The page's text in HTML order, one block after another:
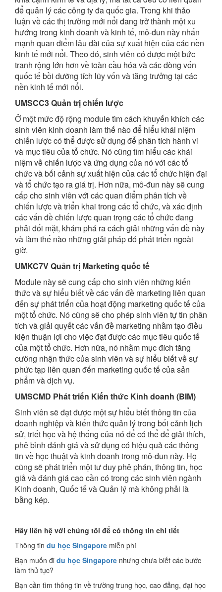
để quản lý các công ty đa quốc gia. Trong khi thảo
luận về các thị trường mới nổi đang trở thành một xu
hướng trong kinh doanh và kinh tế, mô-đun này nhấn
mạnh quan điểm lâu dài của sự xuất hiện của các nền
kinh tế mới nổi. Theo đó, sinh viên có được một bức
tranh rộng lớn hơn về toàn cầu hóa và các dòng vốn
quốc tế bồi dưỡng tích lũy vốn và tăng trưởng tại các
nền kinh tế mới nổi.
UMSCC3 Quản trị chiến lược
Ở một mức độ rộng module tìm cách khuyến khích các
sinh viên kinh doanh làm thế nào để hiểu khái niệm
chiến lược có thể được sử dụng để phân tích hành vi
và mục tiêu của tổ chức. Nó cũng tìm hiểu các khái
niệm về chiến lược và ứng dụng của nó với các tổ
chức và bối cảnh sự xuất hiện của các tổ chức hiện đại
và tổ chức tạo ra giá trị. Hơn nữa, mô-đun này sẽ cung
cấp cho sinh viên với các quan điểm phân tích về
chiến lược và triển khai trong các tổ chức, và xác định
các vấn đề chiến lược quan trọng các tổ chức đang
phải đối mặt, khám phá ra cách giải những vấn đề này
và làm thế nào những giải pháp đó phát triển ngoài
giờ.
UMKC7V Quản trị Marketing quốc tế
Module này sẽ cung cấp cho sinh viên những kiến ​​
thức và sự hiểu biết về các vấn đề marketing liên quan
đến sự phát triển của hoạt động marketing quốc tế của
một tổ chức. Nó cũng sẽ cho phép sinh viên tự tin phân
tích và giải quyết các vấn đề marketing nhằm tạo điều
kiện thuận lợi cho việc đạt được các mục tiêu quốc tế
của một tổ chức. Hơn nữa, nó nhằm mục đích tăng
cường nhận thức của sinh viên và sự hiểu biết về sự
phức tạp liên quan đến marketing quốc tế của sản
phẩm và dịch vụ.
UMSCMD Phát triển Kiến thức Kinh doanh (BIM)
Sinh viên sẽ đạt được một sự hiểu biết thông tin của
doanh nghiệp và kiến ​​thức quản lý trong bối cảnh lịch
sử, triết học và hệ thống của nó để có thể để giải thích,
phê bình đánh giá và sử dụng có hiệu quả các thông
tin về học thuật và kinh doanh trong mô-đun này. Họ
cũng sẽ phát triển một tư duy phê phán, thông tin, học
giả và đánh giá cao cần có trong các sinh viên ngành
Kinh doanh, Quốc tế và Quản lý mà không phải là
bằng kép.
Hãy liên hệ với chúng tôi để có thông tin chi tiết
Thông tin du học Singapore miễn phí
Bạn muốn đi du học Singapore nhưng chưa biết các bước
làm thủ tục?
Bạn cần tìm thông tin về trường trung học, cao đẳng, đại học